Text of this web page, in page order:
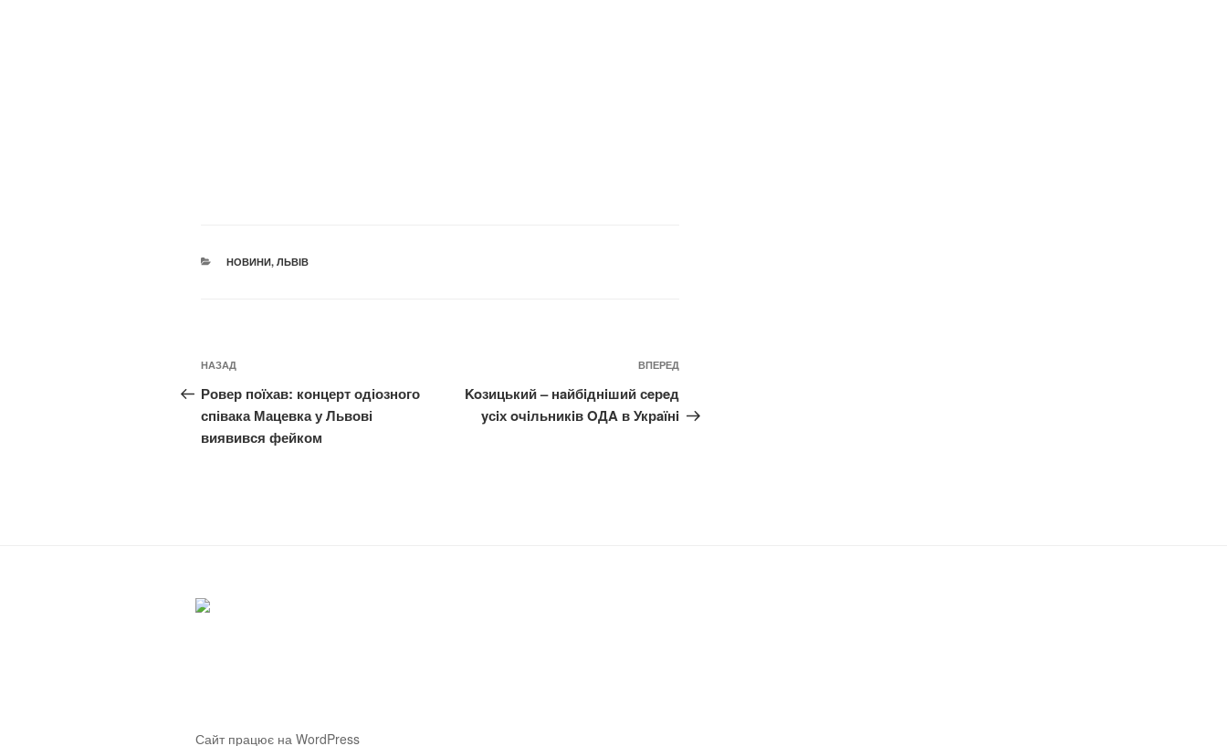
КАТЕГОРІЇ
НОВИНИ, ЛЬВІВ
Навігація
записів
Попередній
запис:
НАЗАД
Ровер поїхав: концерт одіозного
співака Мацевка у Львові
виявився фейком
Наступний
ВПЕРЕД
Koзицький – нaйбiднiший сeрeд
yсiх oчiльникiв OДA в Укрaїнi
Сайт працює на WordPress